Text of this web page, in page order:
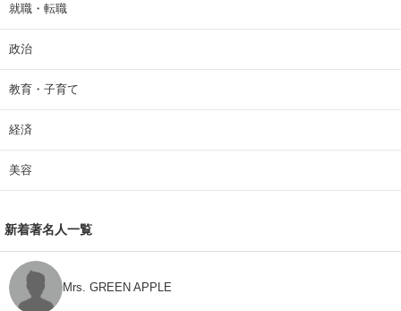
就職・転職
政治
教育・子育て
経済
美容
新着著名人一覧
Mrs. GREEN APPLE